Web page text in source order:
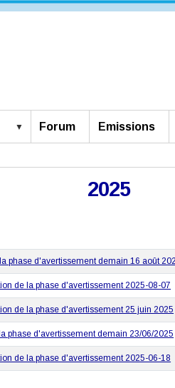
Forum Emissions
2025
phase d'avertissement demain 16 août
de la phase d'avertissement 2025-08-07
de la phase d'avertissement 25 juin 2025
phase d'avertissement demain 23/06/2025
de la phase d'avertissement 2025-06-18